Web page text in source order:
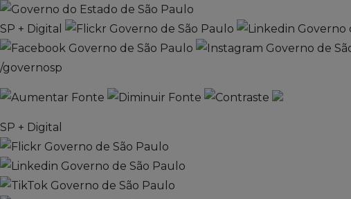
SP + Digital
/governosp
SP + Digital